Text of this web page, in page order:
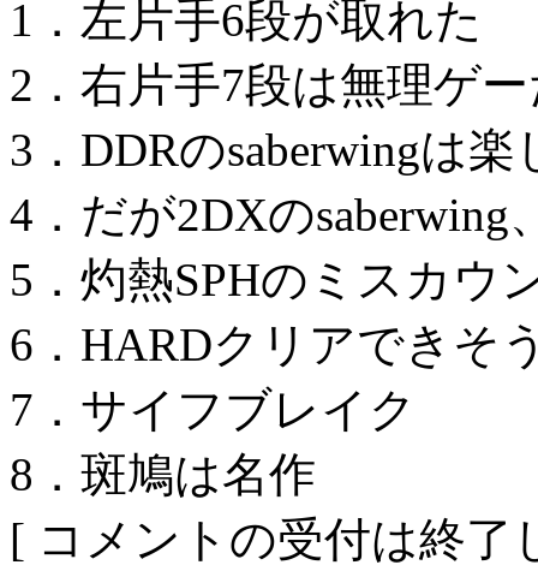
1．左片手6段が取れた
2．右片手7段は無理ゲ
3．DDRのsaberwingは楽
4．だが2DXの
5．灼熱SPHのミスカウ
6．HARDクリアできそ
7．サイフブレイク
8．斑鳩は名作
[ コメントの受付は終了